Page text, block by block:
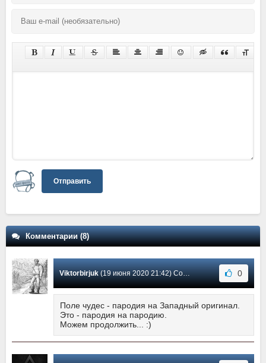
Отправить
Комментарии (8)
Viktorbirjuk(19 июня 2020 21:42) Сообщение #8 0
Поле чудес - пародия на Западный оригинал.
Это - пародия на пародию.
Можем продолжить... :)